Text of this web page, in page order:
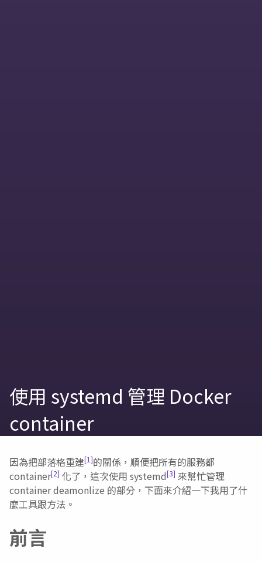
使用 systemd 管理 Docker
container
因為把部落格重建[1]的關係，順便把所有的服務都
container[2] 化了，這次使用 systemd[3] 來幫忙管理
container deamonlize 的部分，下面來介紹一下我用了什
麼工具跟方法。
前言